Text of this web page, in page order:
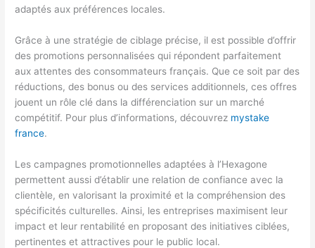
adaptés aux préférences locales.
Grâce à une stratégie de ciblage précise, il est possible d’offrir
des promotions personnalisées qui répondent parfaitement
aux attentes des consommateurs français. Que ce soit par des
réductions, des bonus ou des services additionnels, ces offres
jouent un rôle clé dans la différenciation sur un marché
compétitif. Pour plus d’informations, découvrez mystake
france.
Les campagnes promotionnelles adaptées à l’Hexagone
permettent aussi d’établir une relation de confiance avec la
clientèle, en valorisant la proximité et la compréhension des
spécificités culturelles. Ainsi, les entreprises maximisent leur
impact et leur rentabilité en proposant des initiatives ciblées,
pertinentes et attractives pour le public local.